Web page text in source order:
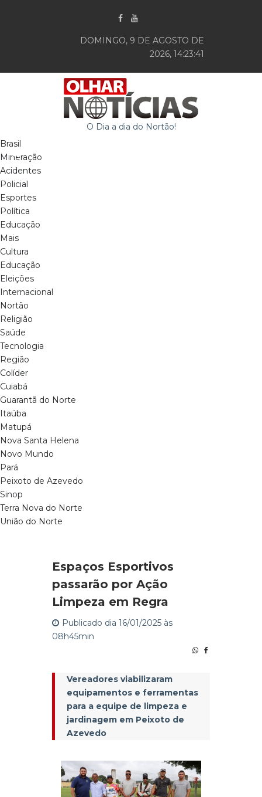
DOMINGO, 9 DE AGOSTO DE
2026, 14:23:42
O Dia a dia do Nortão!
Brasil
Mineração
Acidentes
Policial
Esportes
Política
Educação
Mais
Cultura
Educação
Eleições
Internacional
Nortão
Religião
Saúde
Tecnologia
Região
Colíder
Cuiabá
Guarantã do Norte
Itaúba
Matupá
Nova Santa Helena
Novo Mundo
Pará
Peixoto de Azevedo
Sinop
Terra Nova do Norte
União do Norte
Espaços Esportivos
passarão por Ação
Limpeza em Regra
Publicado dia 16/01/2025 às
08h45min
Vereadores viabilizaram
equipamentos e ferramentas
para a equipe de limpeza e
jardinagem em Peixoto de
Azevedo